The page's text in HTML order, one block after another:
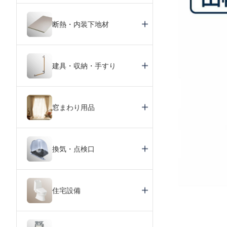
断熱・内装下地材
建具・収納・手すり
窓まわり用品
換気・点検口
住宅設備